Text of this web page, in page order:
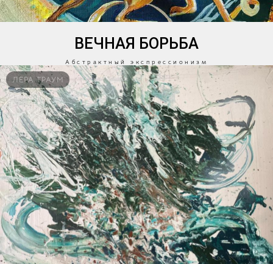
ВЕЧНАЯ БОРЬБА
Абстрактный экспрессионизм
ЛЕРА ТРАУМ